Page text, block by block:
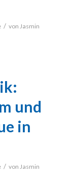
/ von Jasmin
und
in
/ von Jasmin